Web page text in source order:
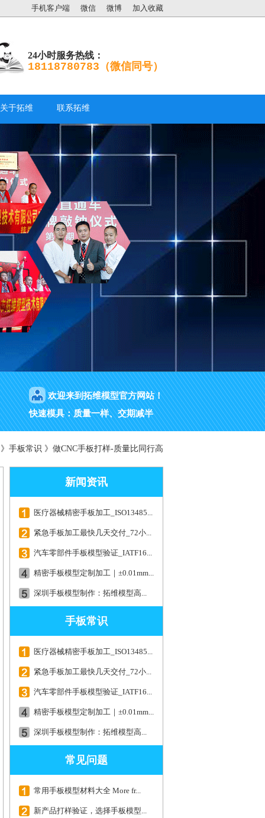
手机客户端 微信 微博 加入收藏
24小时服务热线：
18118780783（微信同号）
关于拓维 联系拓维
欢迎来到拓维模型官方网站！
快速模具：质量一样、交期减半
手板常识 》 做CNC手板打样-质量比同行高
新闻资讯
医疗器械精密手板加工_ISO13485...
紧急手板加工最快几天交付_72小...
汽车零部件手板模型验证_IATF16...
精密手板模型定制加工｜±0.01mm...
深圳手板模型制作：拓维模型高...
手板常识
医疗器械精密手板加工_ISO13485...
紧急手板加工最快几天交付_72小...
汽车零部件手板模型验证_IATF16...
精密手板模型定制加工｜±0.01mm...
深圳手板模型制作：拓维模型高...
常见问题
常用手板模型材料大全 More fr...
新产品打样验证，选择手板模型...